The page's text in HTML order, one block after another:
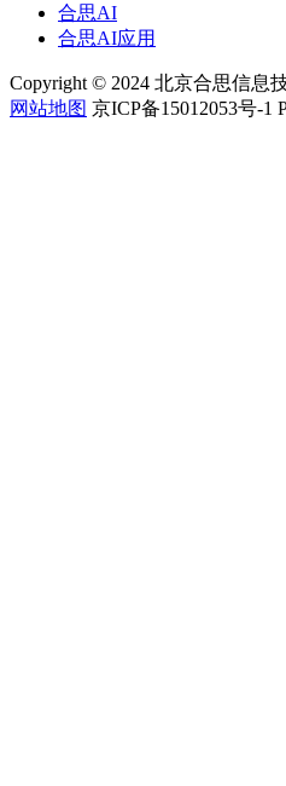
合思AI
合思AI应用
Copyright © 2024 北京合思信息
网站地图 京ICP备15012053号-1